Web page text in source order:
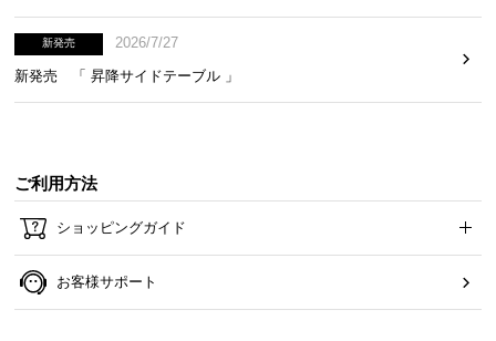
新発売
2026/7/27
新発売 「 昇降サイドテーブル 」
ご利用方法
ショッピングガイド
お客様サポート